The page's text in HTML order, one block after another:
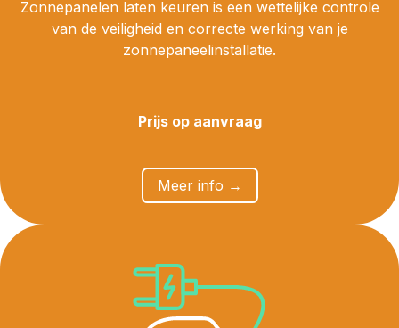
Zonnepanelen laten keuren is een wettelijke controle
van de veiligheid en correcte werking van je
zonnepaneelinstallatie.
Prijs op aanvraag
​​Meer info →